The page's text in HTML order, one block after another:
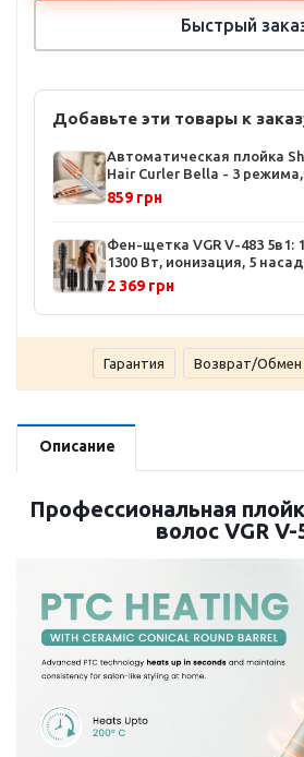
Быстрый
Добавьте эти товары к
Автоматическая плойка
Hair Curler Bella - 3 режима,
210°C, защита от перегрева
859 грн
Фен-щетка VGR V-483 5в1:
1300 Вт, ионизация, 5
температурных режима
2 369 грн
Гарантия Возврат/Обмен
Описание
Профессиональная
волос VGR V-